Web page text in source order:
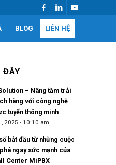
BLOG LIÊN HỆ
ĐÂY
– Nâng tầm trải
hàng với công nghệ
tuyến thông minh
2025 - 10:10 am
bắt đầu từ những cuộc
ngay sức mạnh của
Center MiPBX